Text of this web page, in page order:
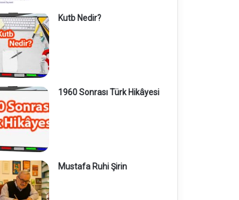
Kutb Nedir?
1960 Sonrası Türk Hikâyesi
Mustafa Ruhi Şirin